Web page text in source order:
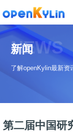
>
下
载
系
p
发
社
社
态
NEWS
新闻
了解openKylin最新资
第二届中国研